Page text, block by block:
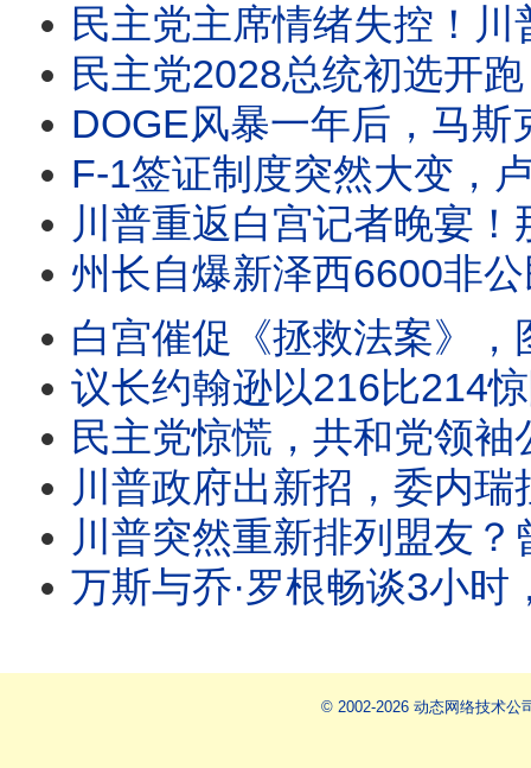
民主党主席情绪失控！川普为何猛攻CNN记者？真正
民主党2028总统初选开跑？南卡取代爱荷华成第一站，哈里斯、纽森提前布
DOGE风暴一年后，马斯克首次谈那段经历。90分钟专访，他没有
F-1签证制度突然大变，卢比奥对留学生下逐客令？白宫副幕僚长米勒最
川普重返白宫记者晚宴！那篇三个月前中断的演讲，终于公开。为
州长自爆新泽西6600非公民投票案，司法部要求彻查。共和党
白宫催促《拯救法案》，图恩一句话把球踢回白宫。川普启动301关税
议长约翰逊以216比214惊险推进《拯救法案》。比尔·马赫警告：
民主党惊慌，共和党领袖公开欢迎费特曼！馆长被问懵？国
川普政府出新招，委内瑞拉首轮民主过渡谈判8月1日启动。卢比奥
川普突然重新排列盟友？曾反对他的英国新首相获公开称赞，加拿大却遭
万斯与乔·罗根畅谈3小时，究竟想告诉美国什么？年轻人买不起房
© 2002-2026 动态网络技术公